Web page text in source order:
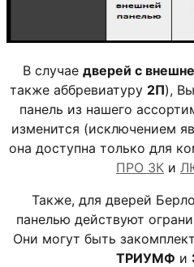
В случае дверей с
также аббревиатуру 2П),
панель из нашего
изменится (исключением
она доступна только для
ПРО 3К и
Также, для дверей
панелью действуют
Они могут быть
ТРИУМФ и